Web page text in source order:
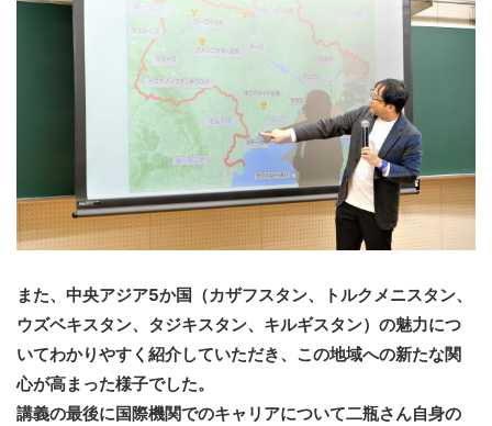
また、中央アジア5か国（カザフスタン、トルクメニスタン、
ウズベキスタン、タジキスタン、キルギスタン）の魅力につ
いてわかりやすく紹介していただき、この地域への新たな関
心が高まった様子でした。
講義の最後に国際機関でのキャリアについて二瓶さん自身の